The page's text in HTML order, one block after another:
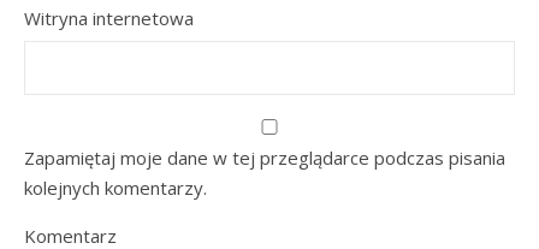
Witryna internetowa
Zapamiętaj moje dane w tej przeglądarce podczas pisania
kolejnych komentarzy.
Komentarz